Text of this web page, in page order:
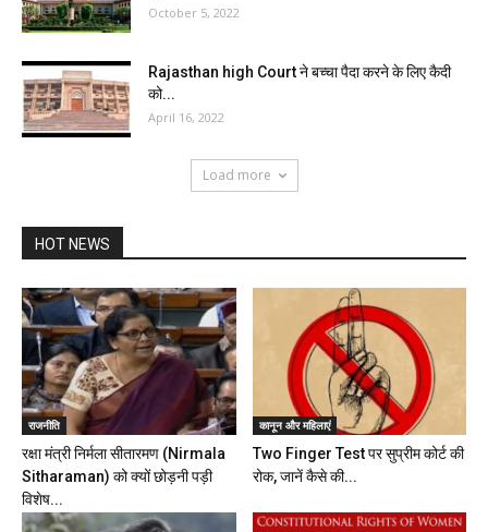
October 5, 2022
Rajasthan high Court ने बच्चा पैदा करने के लिए कैदी
को...
April 16, 2022
Load more
HOT NEWS
राजनीति
रक्षा मंत्री निर्मला सीतारमण (Nirmala
Sitharaman) को क्यों छोड़नी पड़ी
विशेष...
कानून और महिलाएं
Two Finger Test पर सुप्रीम कोर्ट की
रोक, जानें कैसे की...